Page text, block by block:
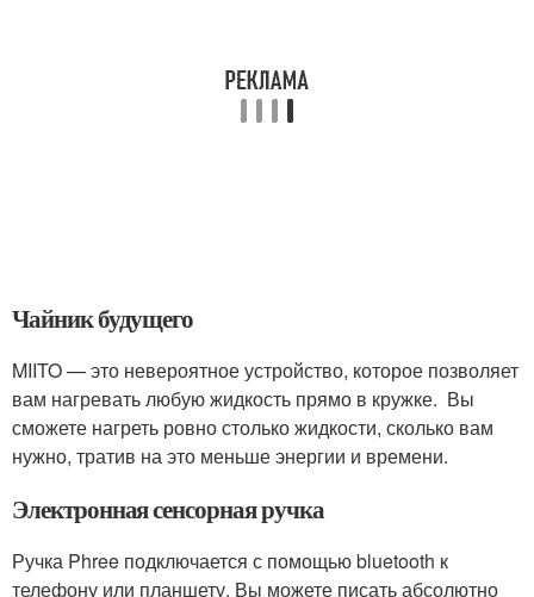
Чайник будущего
MIITO — это невероятное устройство, которое позволяет
вам нагревать любую жидкость прямо в кружке. Вы
сможете нагреть ровно столько жидкости, сколько вам
нужно, тратив на это меньше энергии и времени.
Электронная сенсорная ручка
Ручка Phree подключается с помощью bluetooth к
телефону или планшету. Вы можете писать абсолютно